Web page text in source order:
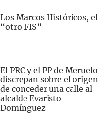
Los Marcos Históricos, el
“otro FIS”
El PRC y el PP de Meruelo
discrepan sobre el origen
de conceder una calle al
alcalde Evaristo
Domínguez